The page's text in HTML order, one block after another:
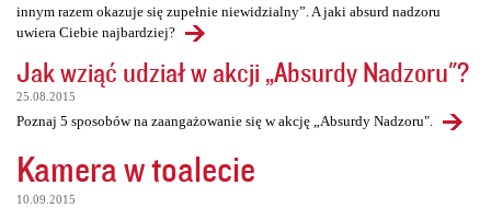
innym razem okazuje się zupełnie niewidzialny”. A jaki absurd nadzoru
uwiera Ciebie najbardziej?
Jak wziąć udział w akcji „Absurdy Nadzoru"?
25.08.2015
Poznaj 5 sposobów na zaangażowanie się w akcję „Absurdy Nadzoru".
Kamera w toalecie
10.09.2015